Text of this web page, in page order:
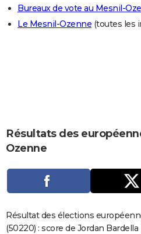
Art de vivre
Bien-être
Loisirs
Mode
Modes de vie
CARTE DE VOEUX
Carte de Noël
Carte Bonne année
Carte Saint-Valentin
Carte Pâques
Carte d'anniversaire
Dictionnaire
Biographies
Expressions
Proverbes
PROGRAMME TV
S'inscrire
Se connecter
Lycées
Collèges
Primaires
Universités
Entreprises
Service militaire
Avis de recherche
AVIS DE DÉCÈS
Bureaux de vote au Mesnil-
Le Mesnil-Ozenne (toutes les
Résultats des
Ozenne
Résultat des élections
(50220) : score de Jordan